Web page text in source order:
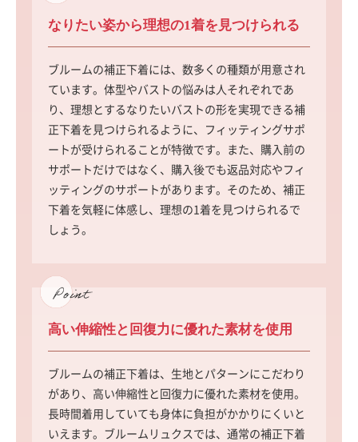
なりたい姿から理想の1着を 見つけられる
ブルームの補正下着には、数多くの種類が用意され
ています。体型やバストの悩みは人それぞれであ
り、理想とするなりたいバストの形を実現できる補
正下着を見つけられるように、フィッティングサポ
ートが受けられることが特徴です。また、購入前の
サポートだけではなく、購入後でも返品対応やフィ
ッティングのサポートがあります。そのため、補正
下着を気軽に体感し、理想の1着を見つけられるで
しょう。
高い伸縮性と回復力に優れた素材を使用
ブルームの補正下着は、生地とパターンにこだわり
があり、高い伸縮性と回復力に優れた素材を使用。
長時間着用していても身体に負担がかかりにくいと
いえます。ブルームリュクスでは、通常の補正下着